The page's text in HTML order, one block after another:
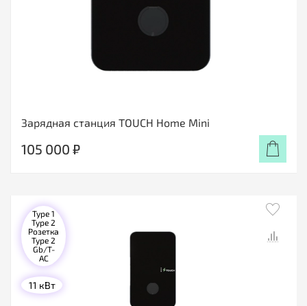
Зарядная станция TOUCH Home Mini
105 000 ₽
Type 1
Type 2
Розетка
Type 2
Gb/T-
AC
11 кВт